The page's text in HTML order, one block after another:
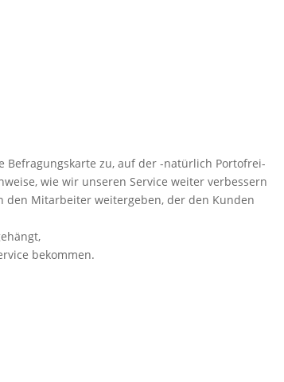
zu, auf der -natürlich Portofrei-
wie wir unseren Service weiter verbessern
den Mitarbeiter weitergeben, der den Kunden
bekommen.